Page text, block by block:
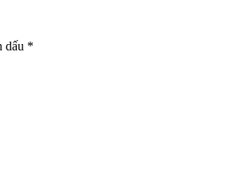
dấu *